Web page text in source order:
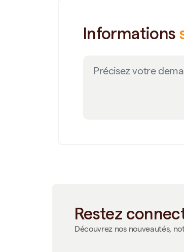
Informations
Restez
Découvrez nos nouveautés,